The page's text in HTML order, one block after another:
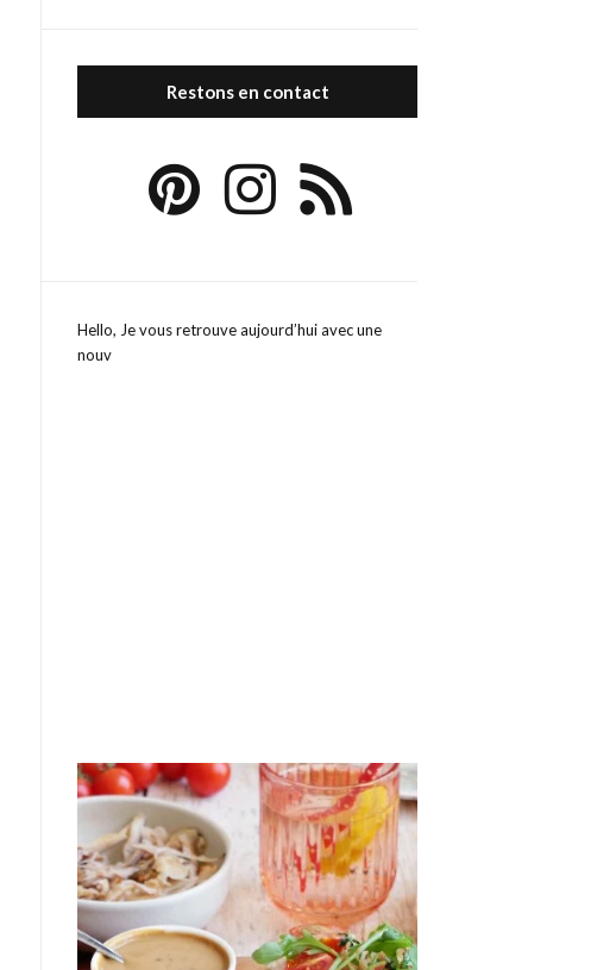
Restons en contact
Hello, Je vous retrouve aujourd’hui avec une
nouv